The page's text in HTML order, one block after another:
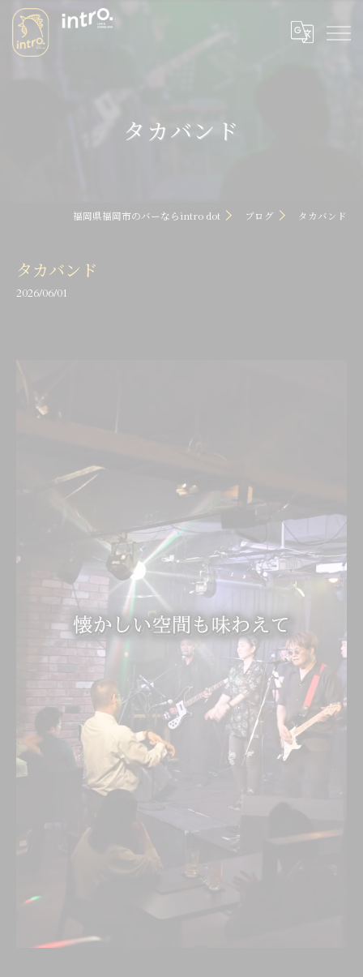
タカバンド
福岡県福岡市のバーならintro dot ブログ タカバンド
タカバンド
2026/06/01